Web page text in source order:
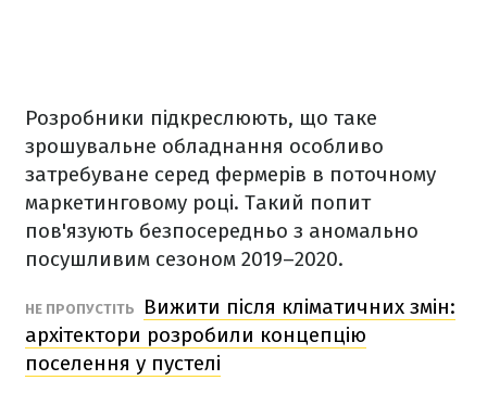
Розробники підкреслюють, що таке
зрошувальне обладнання особливо
затребуване серед фермерів в поточному
маркетинговому році. Такий попит
пов'язують безпосередньо з аномально
посушливим сезоном 2019–2020.
НЕ ПРОПУСТІТЬ
Вижити після кліматичних змін:
архітектори розробили концепцію
поселення у пустелі